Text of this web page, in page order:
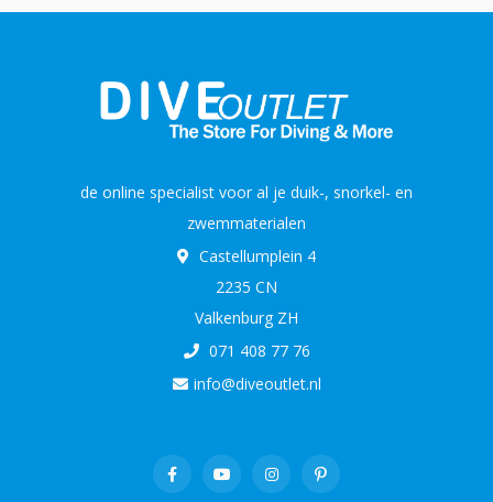
de online specialist voor al je duik-, snorkel- en
zwemmaterialen
Castellumplein 4
2235 CN
Valkenburg ZH
071 408 77 76
info@diveoutlet.nl